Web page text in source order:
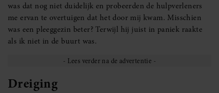
was dat nog niet duidelijk en probeerden de hulpverleners
me ervan te overtuigen dat het door mij kwam. Misschien
was een pleeggezin beter? Terwijl hij juist in paniek raakte
als ik niet in de buurt was.
Dreiging